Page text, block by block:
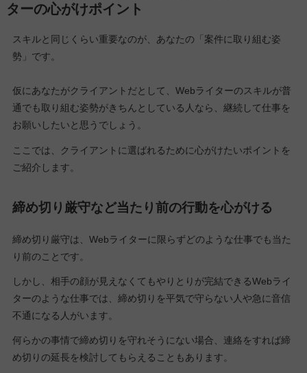
ターの心がけポイント
スキルと同じくらい重要なのが、あなたの「案件に取り組む姿
勢」です。
仮にあなたがクライアントだとして、Webライターのスキルが普
通でも取り組む姿勢がきちんとしている人なら、継続して仕事を
お願いしたいと思うでしょう。
ここでは、クライアントに選ばれるために心がけたいポイントを
ご紹介します。
締め切り厳守など当たり前の行動を心がける
締め切り厳守は、Webライターに限らずどのような仕事でも当た
り前のことです。
しかし、相手の顔が見えなくてもやりとりが完結できるWebライ
ターのような仕事では、締め切りを平気で守らない人や急に音信
不通になる人がいます。
何らかの事情で締め切りを守れそうにない場合、連絡をすれば締
め切りの延長を検討してもらえることもあります。